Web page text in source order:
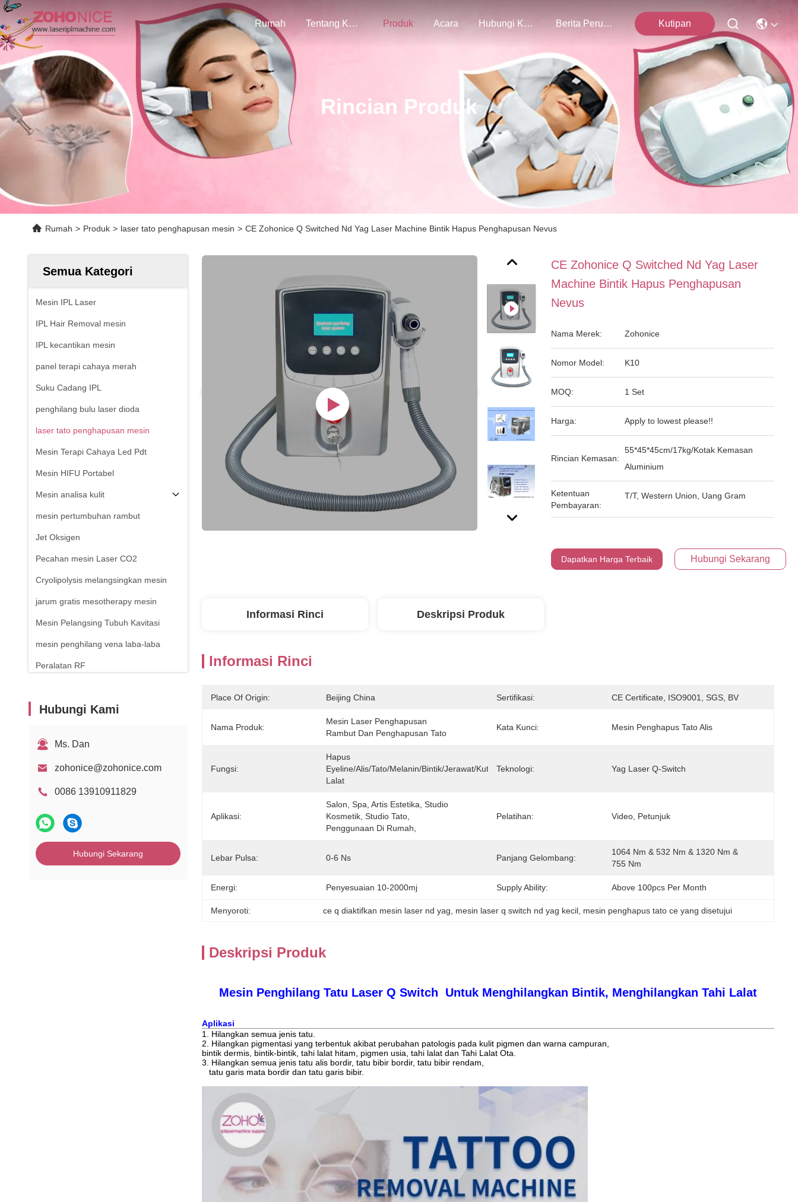
Rumah Tentang Kami Produk Acara Hubungi Kami Berita Perusahaan Kutipan
Rincian Produk
Rumah > Produk > laser tato penghapusan mesin > CE Zohonice Q Switched Nd Yag Laser Machine Bintik Hapus Penghapusan Nevus
Semua Kategori
Mesin IPL Laser
IPL Hair Removal mesin
IPL kecantikan mesin
panel terapi cahaya merah
Suku Cadang IPL
penghilang bulu laser dioda
laser tato penghapusan mesin
Mesin Terapi Cahaya Led Pdt
Mesin HIFU Portabel
Mesin analisa kulit
mesin pertumbuhan rambut
Jet Oksigen
Pecahan mesin Laser CO2
Cryolipolysis melangsingkan mesin
jarum gratis mesotherapy mesin
Mesin Pelangsing Tubuh Kavitasi
mesin penghilang vena laba-laba
Peralatan RF
Laser dioda 1470nm
Hubungi Kami
Ms. Dan
zohonice@zohonice.com
0086 13910911829
Hubungi Sekarang
CE Zohonice Q Switched Nd Yag Laser
Machine Bintik Hapus Penghapusan
Nevus
Nama Merek: Zohonice
Nomor Model: K10
MOQ: 1 Set
Harga: Apply to lowest please!!
Rincian Kemasan:
55*45*45cm/17kg/Kotak Kemasan
Aluminium
Ketentuan
Pembayaran:
T/T, Western Union, Uang Gram
Dapatkan Harga Terbaik Hubungi Sekarang
Informasi Rinci Deskripsi Produk
Informasi Rinci
Place Of Origin: Beijing China Sertifikasi: CE Certificate, ISO9001, SGS, BV
Nama Produk:
Mesin Laser Penghapusan
Rambut Dan Penghapusan Tato
Kata Kunci: Mesin Penghapus Tato Alis
Fungsi:
Hapus
Eyeline/alis/tato/melanin/bintik/jerawat/kutil/tahi
Lalat
Teknologi: Yag Laser Q-Switch
Aplikasi:
Salon, Spa, Artis Estetika, Studio
Kosmetik, Studio Tato,
Penggunaan Di Rumah,
Pelatihan: Video, Petunjuk
Lebar Pulsa: 0-6 Ns Panjang Gelombang:
1064 Nm & 532 Nm & 1320 Nm &
755 Nm
Energi: Penyesuaian 10-2000mj Supply Ability: Above 100pcs Per Month
Menyoroti: ce q diaktifkan mesin laser nd yag mesin laser q switch nd yag kecil, mesin penghapus tato ce yang disetujui
Deskripsi Produk
Mesin Penghilang Tatu Laser Q Switch Untuk Menghilangkan Bintik, Menghilangkan Tahi Lalat
Aplikasi
1. Hilangkan semua jenis tatu.
2. Hilangkan pigmentasi yang terbentuk akibat perubahan patologis pada kulit pigmen dan warna campuran,
bintik dermis, bintik-bintik, tahi lalat hitam, pigmen usia, tahi lalat dan Tahi Lalat Ota.
3. Hilangkan semua jenis tatu alis bordir, tatu bibir bordir, tatu bibir rendam,
tatu garis mata bordir dan tatu garis bibir.